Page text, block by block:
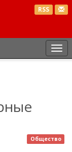
RSS
Общество